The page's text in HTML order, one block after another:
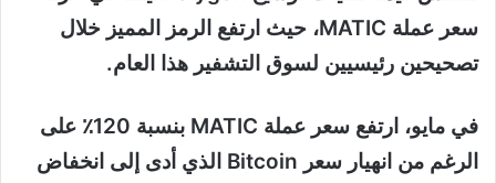
سعر عملة MATIC، حيث ارتفع الرمز المميز خلال
تصحيحين رئيسيين لسوق التشفير هذا العام.
في مايو، ارتفع سعر عملة MATIC بنسبة 120٪ على
الرغم من انهيار سعر Bitcoin الذي أدى إلى انخفاض